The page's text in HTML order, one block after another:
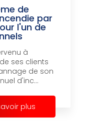
de
par
l'un de
à
ses clients
de son
d'inc...
plus